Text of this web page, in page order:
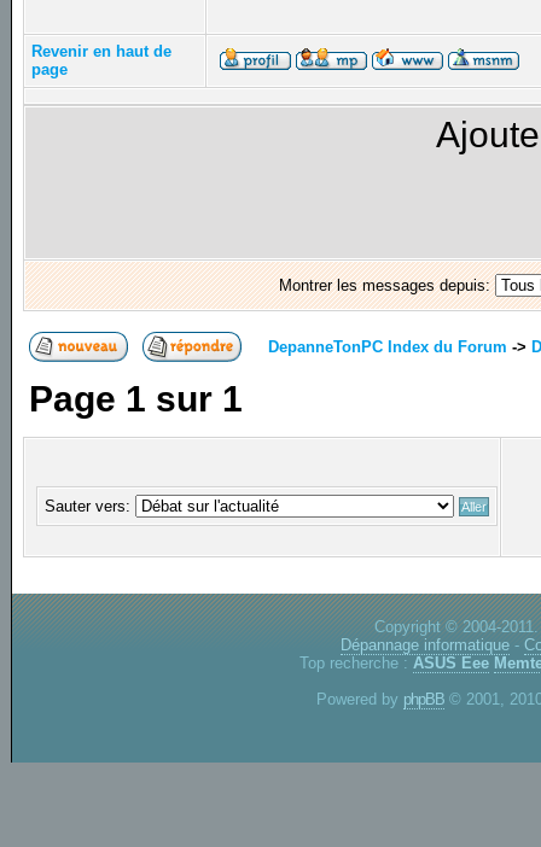
Revenir en haut de
page
Montrer les messages depuis:
DepanneTonPC Index du Forum ->
Page 1 sur 1
Sauter vers:
Copyright © 2004-
Dépannage informatique -
Top recherche : ASUS Eee
Powered by phpBB © 2001,